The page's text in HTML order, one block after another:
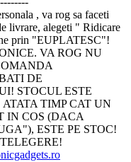
, va rog sa faceti
livrare, alegeti " Ridicare
prin "EUPLATESC"!
VA ROG NU
DE
STOCUL ESTE
TIMP CAT UN
IN COS (DACA
ESTE PE STOC!